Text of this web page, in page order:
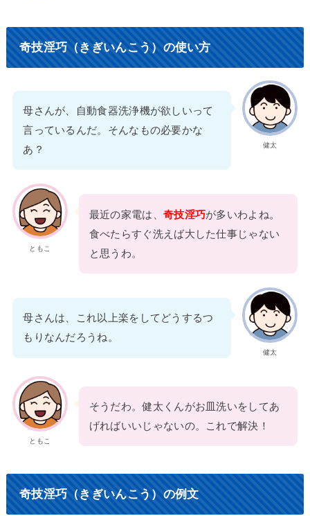
奇技淫巧（きぎいんこう）の使い方
健太
母さんが、自動食器洗浄機が欲しいって
言っているんだ。そんなもの必要かな
あ？
ともこ
最近の家電は、 奇技淫巧が多いわよね。
食べたらすぐ洗えば大した仕事じゃない
と思うわ。
健太
母さんは、これ以上楽をしてどうするつ
もりなんだろうね。
ともこ
そうだわ。健太くんがお皿洗いをしてあ
げればいいじゃないの。これで解決！
奇技淫巧（きぎいんこう）の例文